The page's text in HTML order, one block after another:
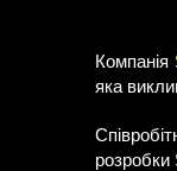
Компанія
яка
розробки